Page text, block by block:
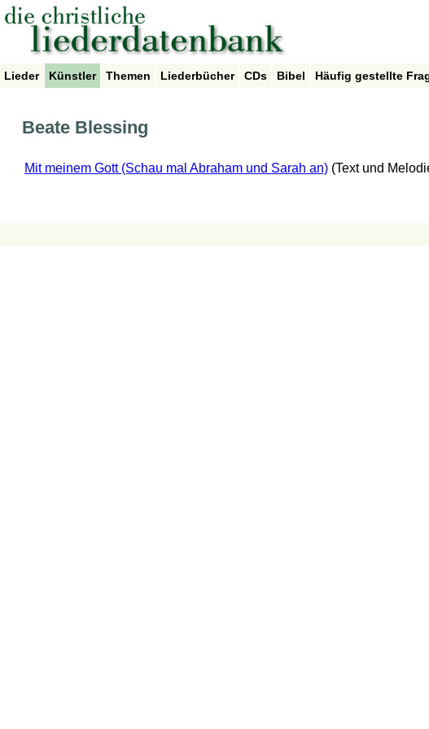
Lieder Künstler Themen Liederbücher CDs Bibel Häufig gestellte
Beate Blessing
Mit meinem Gott (Schau mal Abraham und Sarah an) (Text und